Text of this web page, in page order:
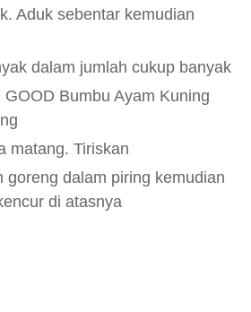
Aduk sebentar kemudian
dalam jumlah cukup banyak
GOOD Bumbu Ayam Kuning
matang. Tiriskan
goreng dalam piring kemudian
di atasnya